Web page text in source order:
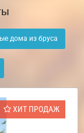
дома из бруса
ХИТ ПРОДАЖ